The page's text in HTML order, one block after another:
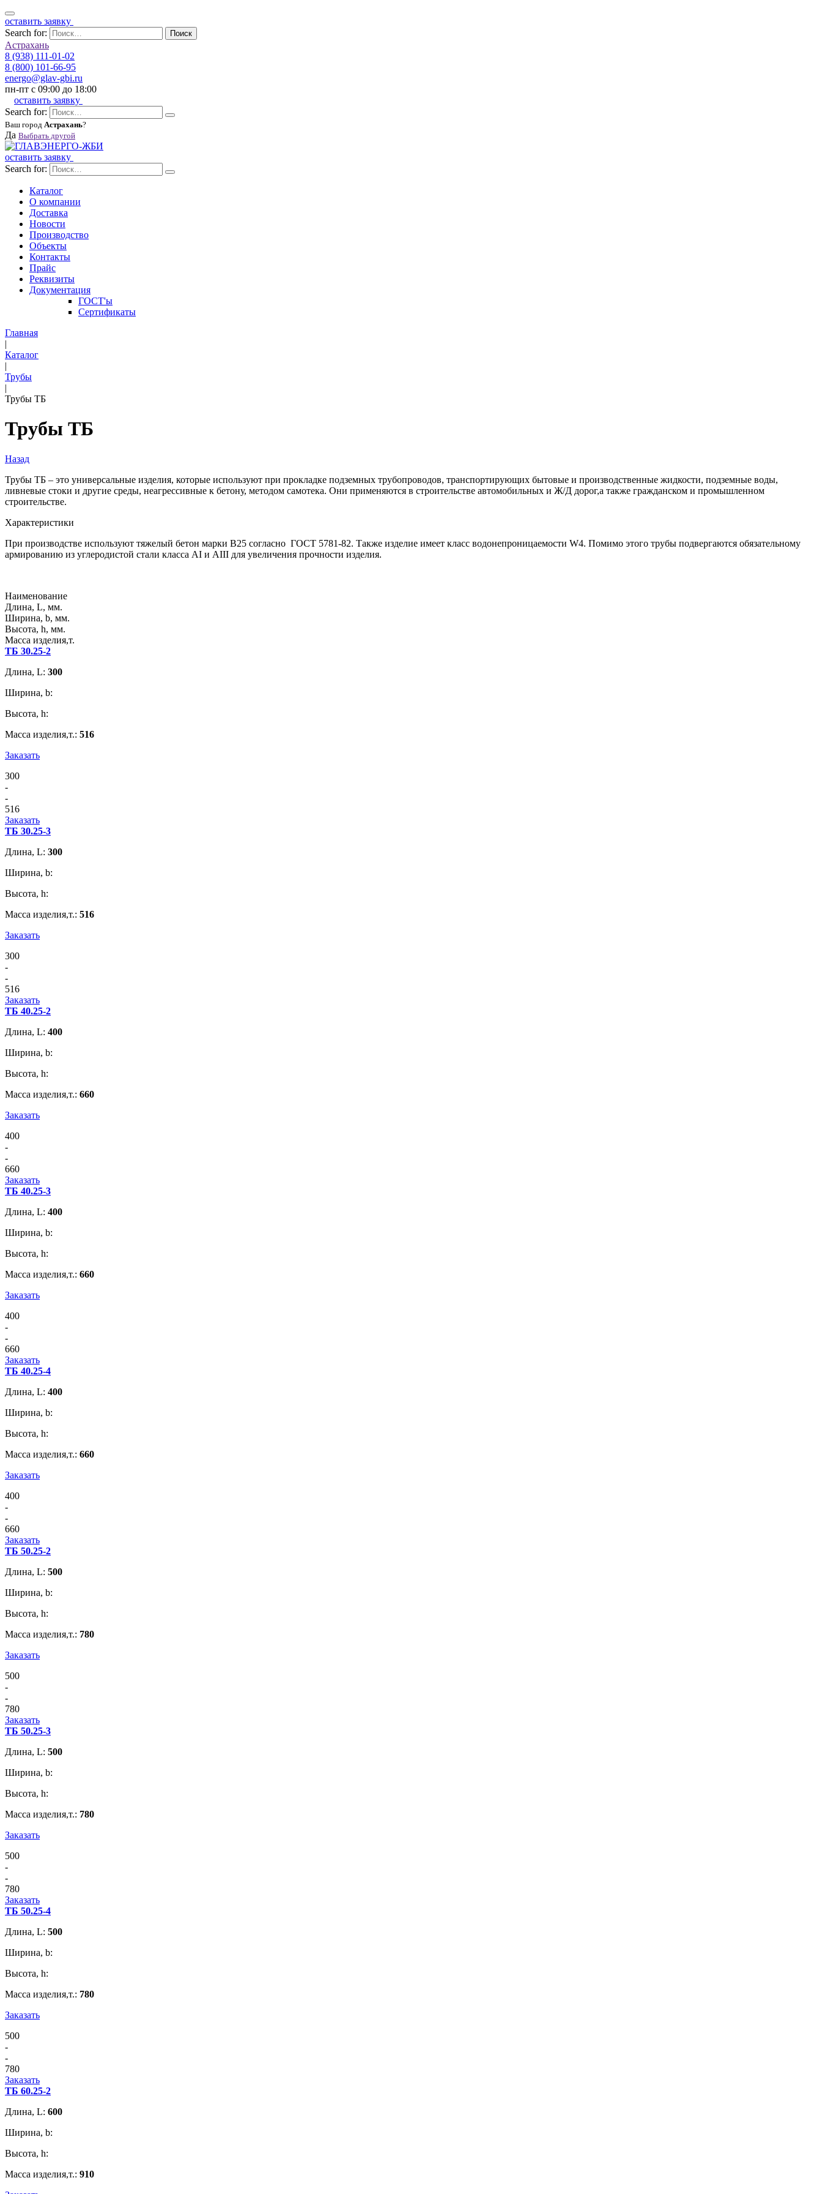
оставить заявку
Search for:
Поиск
Астрахань
8 (938) 111-01-02
8 (800) 101-66-95
energo@glav-gbi.ru
пн-пт с 09:00 до 18:00
оставить заявку
Search for:
Ваш город Астрахань?
Да Выбрать другой
оставить заявку
Search for:
Каталог
О компании
Доставка
Новости
Производство
Объекты
Контакты
Прайс
Реквизиты
Документация
ГОСТ'ы
Сертификаты
Главная
|
Каталог
|
Трубы
|
Трубы ТБ
Трубы ТБ
Назад
Трубы ТБ – это универсальные изделия, которые используют при прокладке подземных трубопроводов, транспортирующих бытовые и производственные жидкости, подземные воды,
ливневые стоки и другие среды, неагрессивные к бетону, методом самотека. Они применяются в строительстве автомобильных и Ж/Д дорог,а также гражданском и промышленном
строительстве.
Характеристики
При производстве используют тяжелый бетон марки В25 согласно ГОСТ 5781-82. Также изделие имеет класс водонепроницаемости W4. Помимо этого трубы подвергаются обязательному
армированию из углеродистой стали класса АI и АIII для увеличения прочности изделия.
Наименование
Длина, L, мм.
Ширина, b, мм.
Высота, h, мм.
Масса изделия,т.
ТБ 30.25-2
Длина, L: 300
Ширина, b:
Высота, h:
Масса изделия,т.: 516
Заказать
300
-
-
516
Заказать
ТБ 30.25-3
Длина, L: 300
Ширина, b:
Высота, h:
Масса изделия,т.: 516
Заказать
300
-
-
516
Заказать
ТБ 40.25-2
Длина, L: 400
Ширина, b:
Высота, h:
Масса изделия,т.: 660
Заказать
400
-
-
660
Заказать
ТБ 40.25-3
Длина, L: 400
Ширина, b:
Высота, h:
Масса изделия,т.: 660
Заказать
400
-
-
660
Заказать
ТБ 40.25-4
Длина, L: 400
Ширина, b:
Высота, h:
Масса изделия,т.: 660
Заказать
400
-
-
660
Заказать
ТБ 50.25-2
Длина, L: 500
Ширина, b:
Высота, h:
Масса изделия,т.: 780
Заказать
500
-
-
780
Заказать
ТБ 50.25-3
Длина, L: 500
Ширина, b:
Высота, h:
Масса изделия,т.: 780
Заказать
500
-
-
780
Заказать
ТБ 50.25-4
Длина, L: 500
Ширина, b:
Высота, h:
Масса изделия,т.: 780
Заказать
500
-
-
780
Заказать
ТБ 60.25-2
Длина, L: 600
Ширина, b:
Высота, h:
Масса изделия,т.: 910